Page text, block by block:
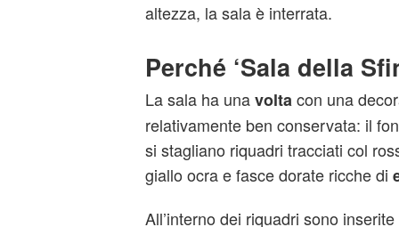
altezza, la sala è interrata.
Perché ‘Sala della
La sala ha unavolta con una
relativamente ben conservata: il
si stagliano riquadri tracciati col
giallo ocra e fasce dorate ricche di
All’interno dei riquadri sono